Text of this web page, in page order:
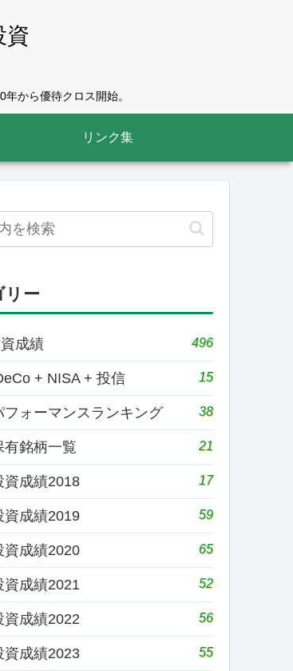
資
から優待クロス開始。
リンク集
リー
成績 496
+ NISA + 投信 15
フォーマンスランキング 38
有銘柄一覧 21
資成績2018 17
資成績2019 59
資成績2020 65
資成績2021 52
資成績2022 56
資成績2023 55